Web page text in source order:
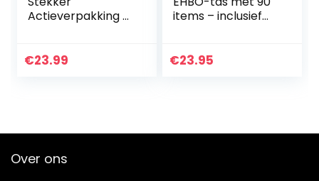
Actieverpakking 2
€23.99
items – inclusief
nooddekens voor
€23.95
Over ons